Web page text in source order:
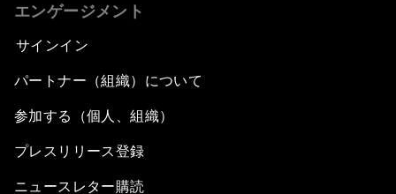
エンゲージメント
サインイン
パートナー（組織）について
参加する（個人、組織）
プレスリリース登録
ニュースレター購読